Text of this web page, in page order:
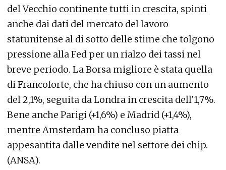
del Vecchio continente tutti in crescita, spinti
anche dai dati del mercato del lavoro
statunitense al di sotto delle stime che tolgono
pressione alla Fed per un rialzo dei tassi nel
breve periodo. La Borsa migliore è stata quella
di Francoforte, che ha chiuso con un aumento
del 2,1%, seguita da Londra in crescita dell'1,7%.
Bene anche Parigi (+1,6%) e Madrid (+1,4%),
mentre Amsterdam ha concluso piatta
appesantita dalle vendite nel settore dei chip.
(ANSA).